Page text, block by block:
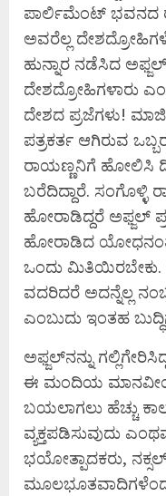
ಪಾರ್ಲಿಮೆಂಟ್ ಭವನದ
ಅವರೆಲ್ಲ
ಹುನ್ನಾರ ನಡೆಸಿದ ಅಫ್ಜಲ್
ದೇಶದ್ರೋಹಿಗಳಾರು
ದೇಶದ ಪ್ರಜೆಗಳು!
ಪತ್ರಕರ್ತ ಆಗಿರುವ
ರಾಯಣ್ಣನಿಗೆ ಹೋಲಿಸಿ
ಬರೆದಿದ್ದಾರೆ. ಸಂಗೊಳ್ಳಿ
ಹೋರಾಡಿದ್ದರೆ ಅಫ್ಜಲ್
ಹೋರಾಡಿದ ಯೋಧನಂತೆ!
ಒಂದು
ವದರಿದರೆ ಅದನ್ನೆಲ್ಲ
ಎಂಬುದು ಇಂತಹ
ಅಫ್ಜಲ್‌ನನ್ನು
ಈ ಮಂದಿಯ ಮಾನವೀಯತೆ
ಬಯಲಾಗಲು ಹೆಚ್ಚು
ವ್ಯಕ್ತಪಡಿಸುವುದು
ಭಯೋತ್ಪಾದಕರು,